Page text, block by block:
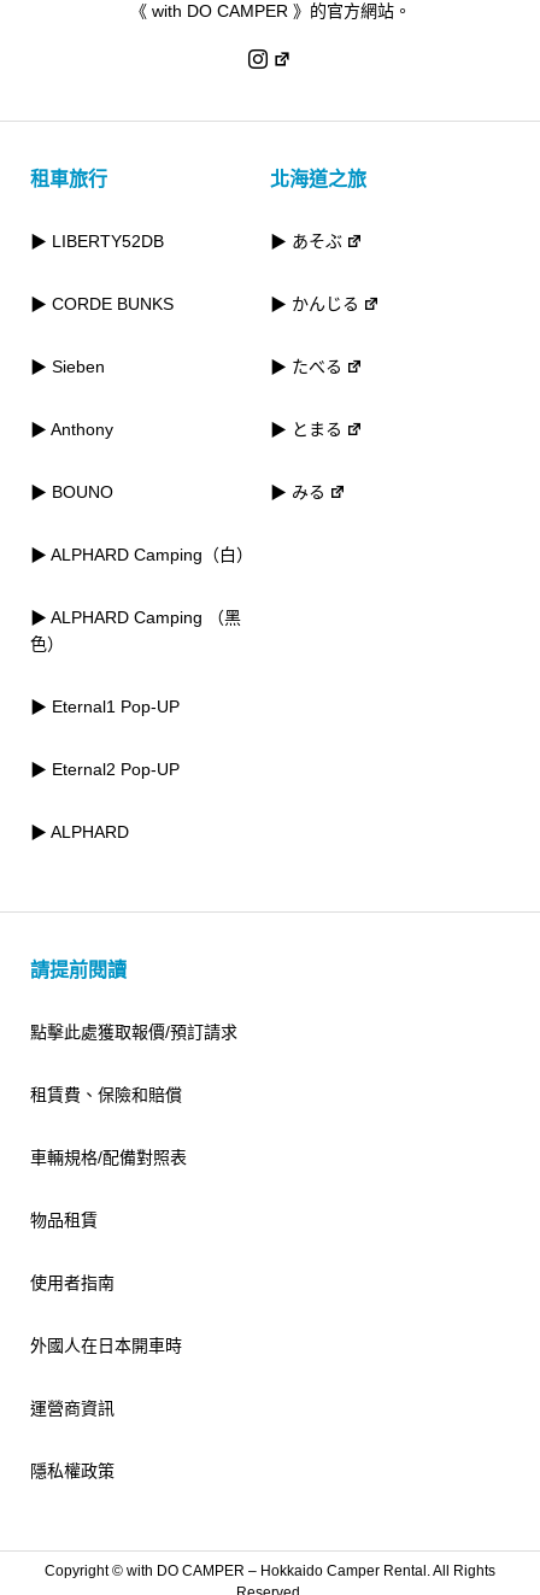
《 with DO CAMPER 》的官方網站。
租車旅行
▶ LIBERTY52DB
▶ CORDE BUNKS
▶ Sieben
▶ Anthony
▶ BOUNO
▶ ALPHARD Camping（白）
▶ ALPHARD Camping （黑
色）
▶ Eternal1 Pop-UP
▶ Eternal2 Pop-UP
▶ ALPHARD
北海道之旅
▶ あそぶ
▶ かんじる
▶ たべる
▶ とまる
▶ みる
請提前閱讀
點擊此處獲取報價/預訂請求
租賃費、保險和賠償
車輛規格/配備對照表
物品租賃
使用者指南
外國人在日本開車時
運營商資訊
隱私權政策
Copyright © with DO CAMPER – Hokkaido Camper Rental. All Rights